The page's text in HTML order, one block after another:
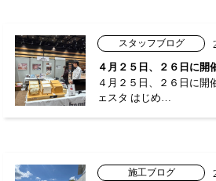
スタッフブログ
４月２５日、２６日に
４月２５日、２６日に
ェスタ はじめ…
施工ブログ